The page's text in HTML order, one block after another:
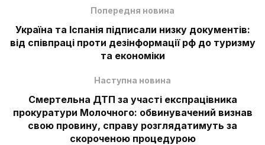
Попередня новина
Україна та Іспанія підписали низку документів:
від співпраці проти дезінформації рф до туризму
та економіки
Наступна новина
Смертельна ДТП за участі експрацівника
прокуратури Молочного: обвинувачений визнав
свою провину, справу розглядатимуть за
скороченою процедурою